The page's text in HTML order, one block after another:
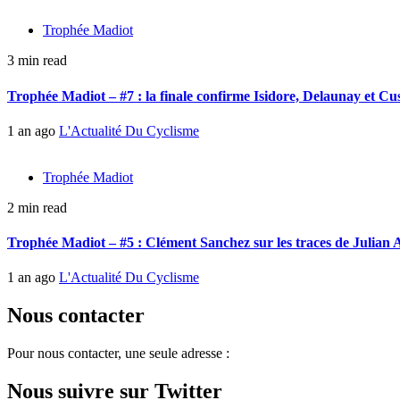
Trophée Madiot
3 min read
Trophée Madiot – #7 : la finale confirme Isidore, Delaunay et
1 an ago L'Actualité Du Cyclisme
Trophée Madiot
2 min read
Trophée Madiot – #5 : Clément Sanchez sur les traces de Julian
1 an ago L'Actualité Du Cyclisme
Nous contacter
Pour nous contacter, une seule adresse :
Nous suivre sur Twitter